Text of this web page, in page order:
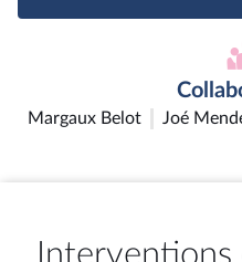
Margaux Belot Joé